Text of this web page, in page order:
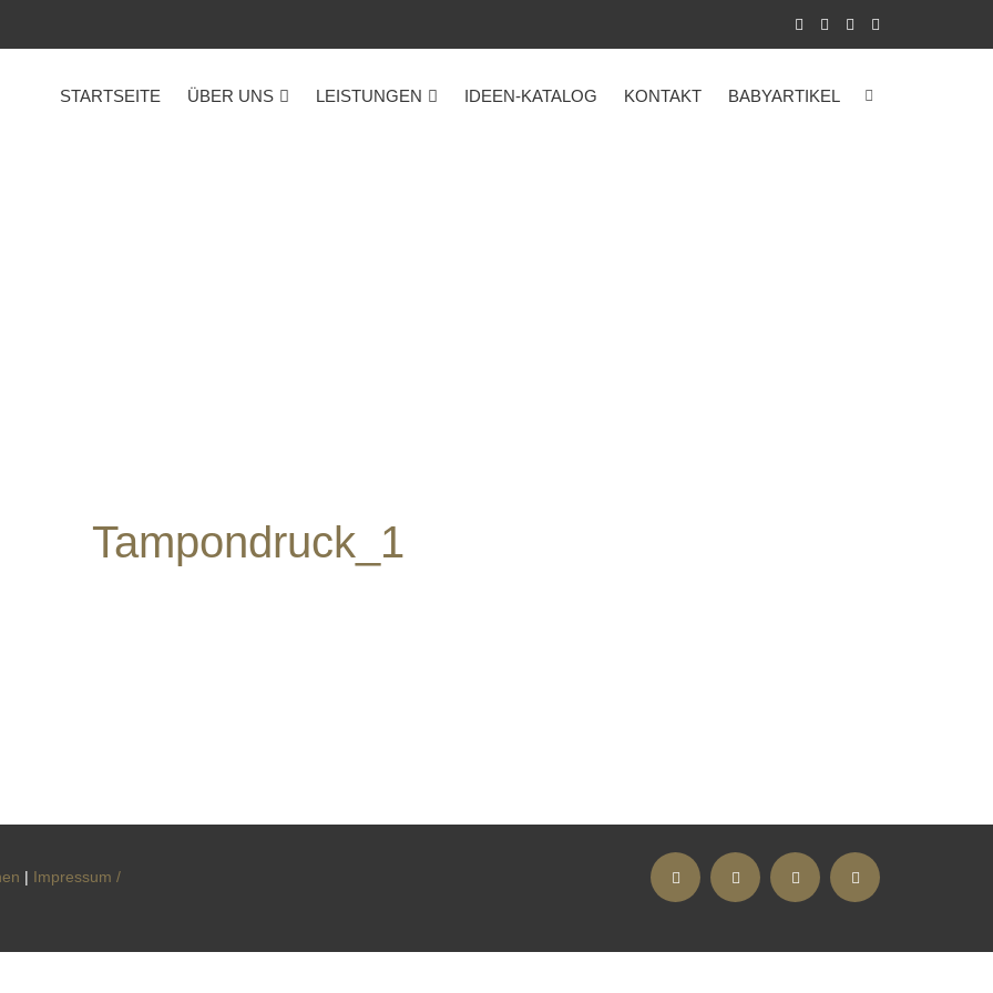
STARTSEITE ÜBER UNS LEISTUNGEN IDEEN-KATALOG KONTAKT BABYARTIKEL
Tampondruck_1
| Impressum /